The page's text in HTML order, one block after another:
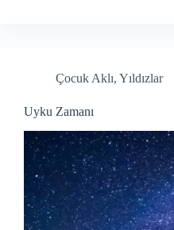
Çocuk Aklı, Yıldızlar
Uyku Zamanı